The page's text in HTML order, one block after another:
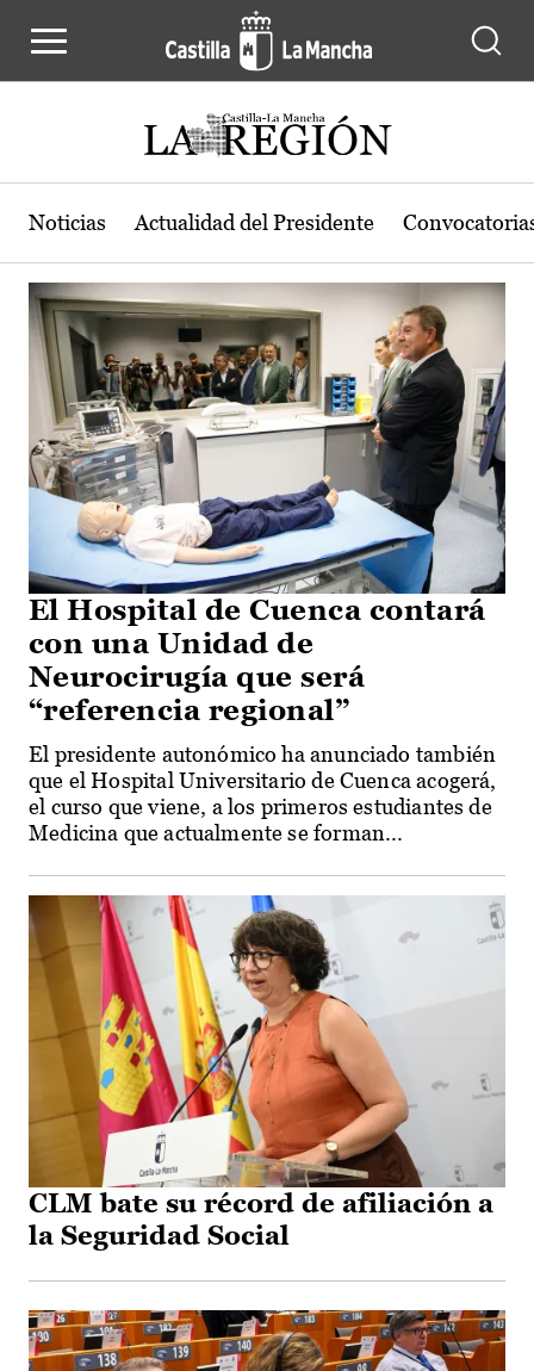
Actualidad de la región de Castilla-
Noticias Actualidad del Presidente
El Hospital de Cuenca contará
con una Unidad de
Neurocirugía que será
“referencia regional”
El presidente autonómico ha anunciado también
que el Hospital Universitario de Cuenca acogerá,
el curso que viene, a los primeros estudiantes de
Medicina que actualmente se forman...
CLM bate su récord de afiliación a
la Seguridad Social